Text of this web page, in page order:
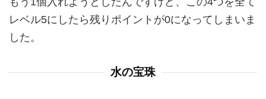
レベル5にしたら残りポイントが0になってしまいま
した。
水の宝珠